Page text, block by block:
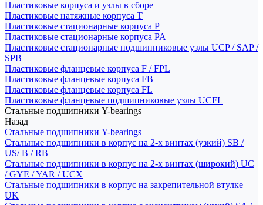
Пластиковые корпуса и узлы в сборе
Пластиковые натяжные корпуса T
Пластиковые стационарные корпуса P
Пластиковые стационарные корпуса PA
Пластиковые стационарные подшипниковые узлы UCP / SAP /
SPB
Пластиковые фланцевые корпуса F / FPL
Пластиковые фланцевые корпуса FB
Пластиковые фланцевые корпуса FL
Пластиковые фланцевые подшипниковые узлы UCFL
Стальные подшипники Y-bearings
Назад
Стальные подшипники Y-bearings
Стальные подшипники в корпус на 2-х винтах (узкий) SB /
US/ B / RB
Стальные подшипники в корпус на 2-х винтах (широкий) UC
/ GYE / YAR / UCX
Стальные подшипники в корпус на закрепительной втулке
UK